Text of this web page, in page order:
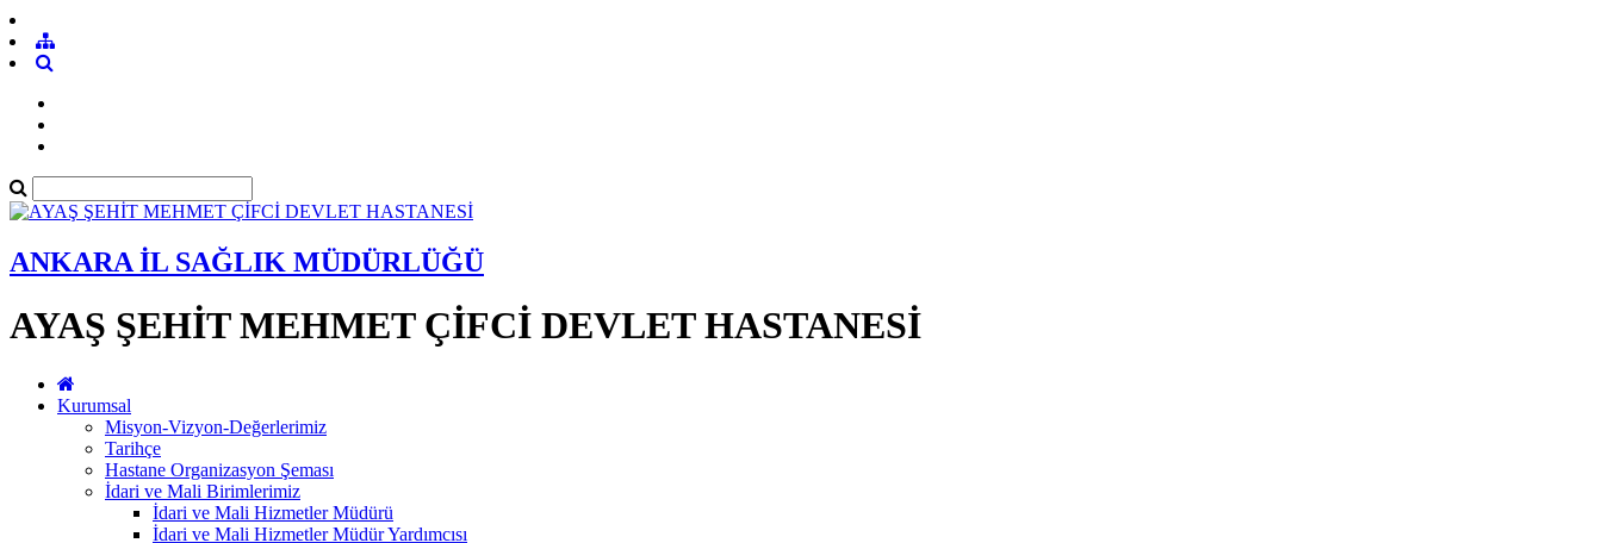
ANKARA İL SAĞLIK MÜDÜRLÜĞÜ
AYAŞ ŞEHİT MEHMET ÇİFCİ DEVLET HASTANESİ
Kurumsal
Misyon-Vizyon-Değerlerimiz
Tarihçe
Hastane Organizasyon Şeması
İdari ve Mali Birimlerimiz
İdari ve Mali Hizmetler Müdürü
İdari ve Mali Hizmetler Müdür Yardımcısı